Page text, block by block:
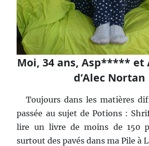
Moi, 34 ans, Asp***** et
d’Alec Nortan
Toujours dans les matières
passée au sujet de Potions :
lire un livre de moins de 150
surtout des pavés dans ma Pile à